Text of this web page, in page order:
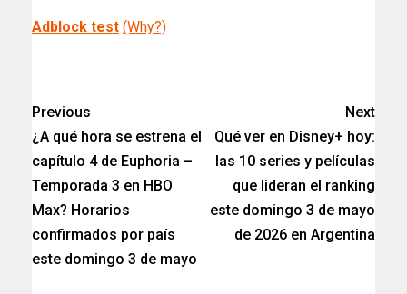
Adblock test (Why?)
Previous
¿A qué hora se estrena el
capítulo 4 de Euphoria –
Temporada 3 en HBO
Max? Horarios
confirmados por país
este domingo 3 de mayo
Next
Qué ver en Disney+ hoy:
las 10 series y películas
que lideran el ranking
este domingo 3 de mayo
de 2026 en Argentina